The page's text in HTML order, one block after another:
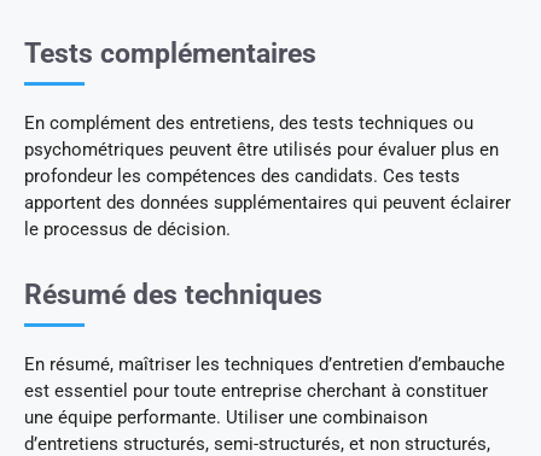
Tests complémentaires
En complément des entretiens, des tests techniques ou
psychométriques peuvent être utilisés pour évaluer plus en
profondeur les compétences des candidats. Ces tests
apportent des données supplémentaires qui peuvent éclairer
le processus de décision.
Résumé des techniques
En résumé, maîtriser les techniques d’entretien d’embauche
est essentiel pour toute entreprise cherchant à constituer
une équipe performante. Utiliser une combinaison
d’entretiens structurés, semi-structurés, et non structurés,